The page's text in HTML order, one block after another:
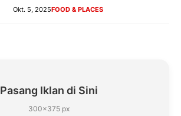
Okt. 5, 2025FOOD & PLACES
Pasang Iklan di Sini
300×375 px